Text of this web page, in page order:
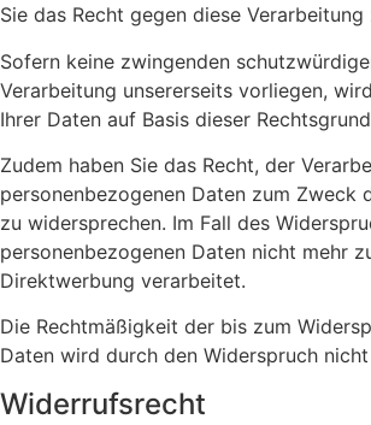
Sie das Recht gegen diese
Sofern keine zwingenden
Verarbeitung unsererseits vorliegen,
Ihrer Daten auf Basis dieser
Zudem haben Sie das Recht, der
personenbezogenen Daten zum Zweck
zu widersprechen. Im Fall des
personenbezogenen Daten nicht mehr
Direktwerbung verarbeitet.
Die Rechtmäßigkeit der bis zum
Daten wird durch den Widerspruch
Widerrufsrecht